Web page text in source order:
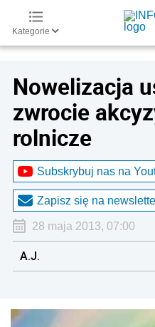
Kategorie
Nowelizacja
zwrocie
rolnicze
Subskrybuj nas na
Zapisz się na
28 maja 2013, 07:00
A.J.